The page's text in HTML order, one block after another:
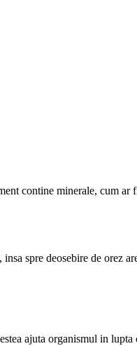
contine minerale, cum
spre deosebire de orez
ajuta organismul in